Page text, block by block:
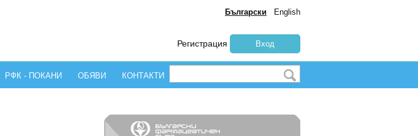
Български English
Регистрация Вход
РФК - ПОКАНИ ОБЯВИ КОНТАКТИ